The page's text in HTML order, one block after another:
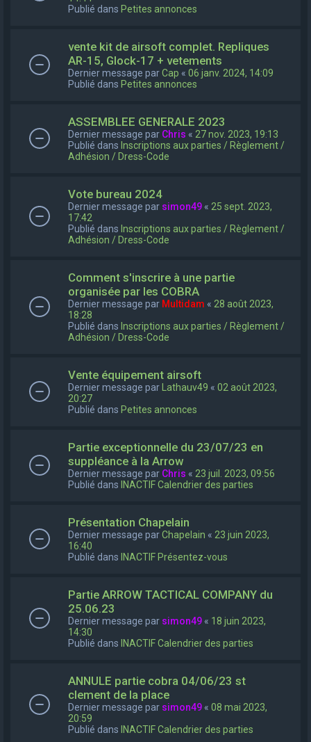
Publié dans Petites annonces
vente kit de airsoft complet. Repliques
AR-15, Glock-17 + vetements
Dernier message parCap « 06 janv. 2024, 14:09
Publié dans Petites annonces
ASSEMBLEE GENERALE 2023
Dernier message par Chris « 27 nov. 2023, 19:13
Publié dans Inscriptions aux parties / Règlement /
Adhésion / Dress-Code
Vote bureau 2024
Dernier message par simon49 « 25 sept. 2023,
17:42
Publié dans Inscriptions aux parties / Règlement /
Adhésion / Dress-Code
Comment s'inscrire à une partie
organisée par les COBRA
Dernier message par Multidam « 28 août 2023,
18:28
Publié dans Inscriptions aux parties / Règlement /
Adhésion / Dress-Code
Vente équipement airsoft
Dernier message par Lathauv49 « 02 août 2023,
20:27
Publié dans Petites annonces
Partie exceptionnelle du 23/07/23 en
suppléance à la Arrow
Dernier message par Chris « 23 juil. 2023, 09:56
Publié dans INACTIF Calendrier des parties
Présentation Chapelain
Dernier message parChapelain « 23 juin 2023,
16:40
Publié dans INACTIF Présentez-vous
Partie ARROW TACTICAL COMPANY du
25.06.23
Dernier message par simon49 « 18 juin 2023,
14:30
Publié dans INACTIF Calendrier des parties
ANNULE partie cobra 04/06/23 st
clement de la place
Dernier message par simon49 « 08 mai 2023,
20:59
Publié dans INACTIF Calendrier des parties